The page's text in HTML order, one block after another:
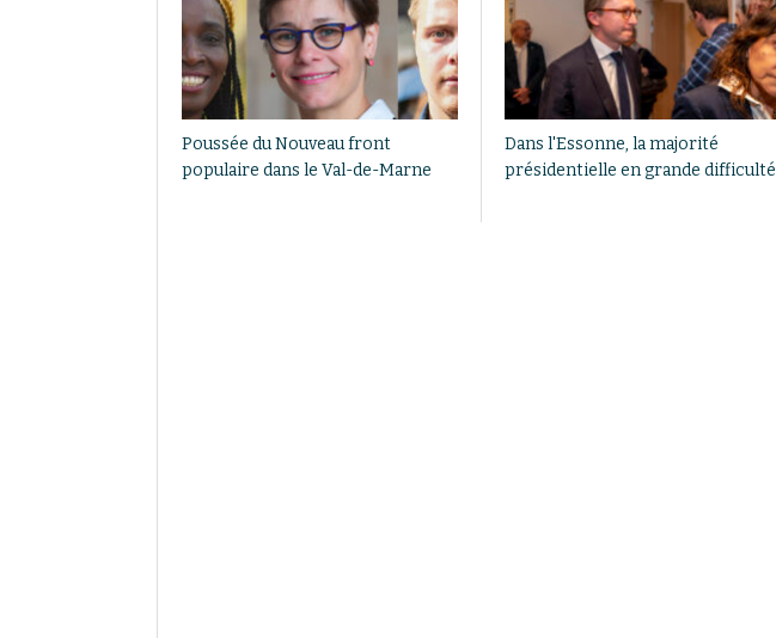
Poussée du Nouveau front
populaire dans le Val-de-Marne
Dans l'Essonne, la majorité
présidentielle en grande difficulté